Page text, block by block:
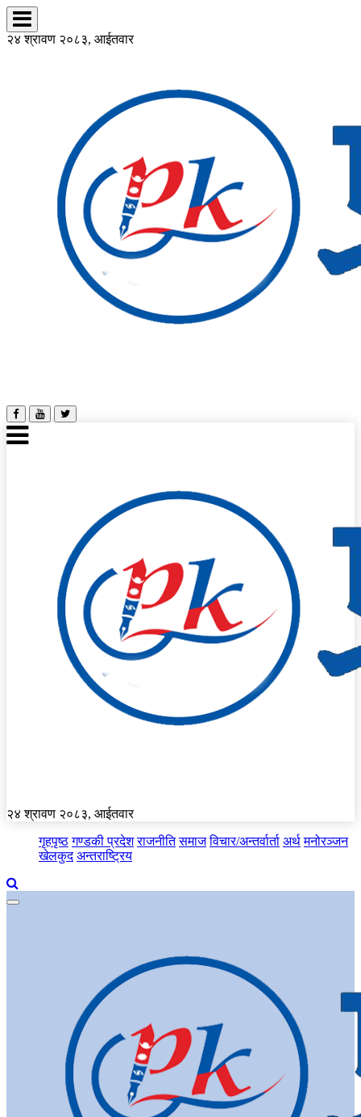
२४ श्रावण २०८३, आईतवार
२४ श्रावण २०८३, आईतवार
गृहपृष्ठ गण्डकी प्रदेश राजनीति समाज विचार/अन्तर्वार्ता अर्थ मनोरञ्जन
खेलकुद अन्तराष्ट्रिय